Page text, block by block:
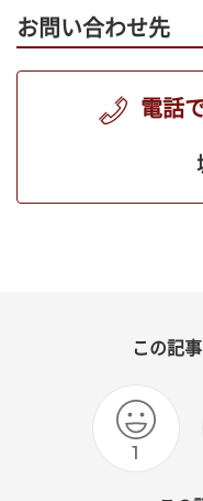
お問い合わせ先
電話
この記
1